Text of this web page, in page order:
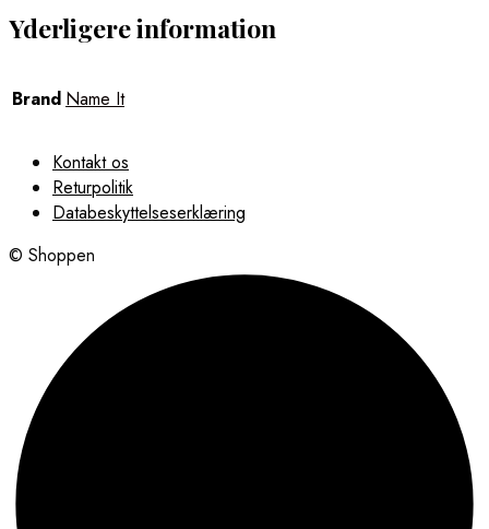
Yderligere information
Brand Name It
Kontakt os
Returpolitik
Databeskyttelseserklæring
© Shoppen